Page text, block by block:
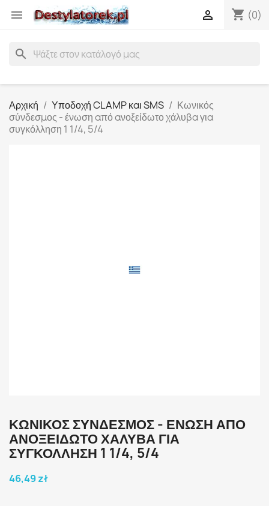
 shopping_cart (0)

search
Αρχική Υποδοχή CLAMP και SMS
Κωνικός
σύνδεσμος - ένωση από ανοξείδωτο χάλυβα για
συγκόλληση 1 1/4, 5/4
ΚΩΝΙΚΌΣ ΣΎΝΔΕΣΜΟΣ - ΈΝΩΣΗ ΑΠΌ
ΑΝΟΞΕΊΔΩΤΟ ΧΆΛΥΒΑ ΓΙΑ
ΣΥΓΚΌΛΛΗΣΗ 1 1/4, 5/4
46,49 zł